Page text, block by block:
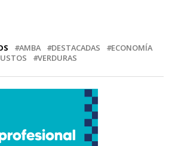
AMBA DESTACADAS
ECONOMÍA
VERDURAS